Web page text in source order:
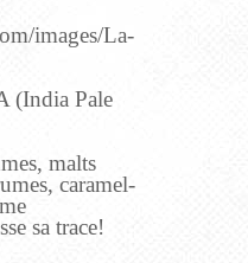
images/La-
(India Pale
malts
caramel-
sa trace!